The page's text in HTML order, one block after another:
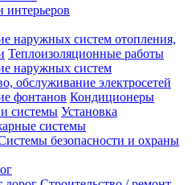
интерьеров
наружных систем отопления,
Теплоизоляционные работы
наружных систем
обслуживание электросетей
фонтанов Кондиционеры
системы Установка
системы
безопасности и охраны